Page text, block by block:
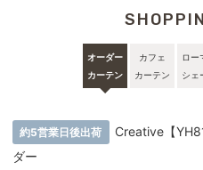
オーダー
カーテン
カフェ
カーテン
ロー
シェ
約5営業日後出荷
Creative【
ダー